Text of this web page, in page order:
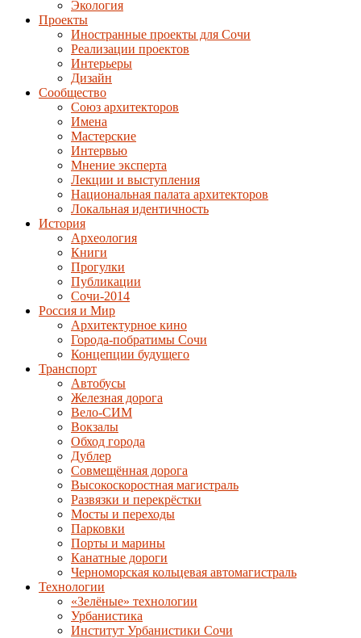
Экология
Проекты
Иностранные проекты для Сочи
Реализации проектов
Интерьеры
Дизайн
Сообщество
Союз архитекторов
Имена
Мастерские
Интервью
Мнение эксперта
Лекции и выступления
Национальная палата архитекторов
Локальная идентичность
История
Археология
Книги
Прогулки
Публикации
Сочи-2014
Россия и Мир
Архитектурное кино
Города-побратимы Сочи
Концепции будущего
Транспорт
Автобусы
Железная дорога
Вело-СИМ
Вокзалы
Обход города
Дублер
Совмещённая дорога
Высокоскоростная магистраль
Развязки и перекрёстки
Мосты и переходы
Парковки
Порты и марины
Канатные дороги
Черноморская кольцевая автомагистраль
Технологии
«Зелёные» технологии
Урбанистика
Институт Урбанистики Сочи